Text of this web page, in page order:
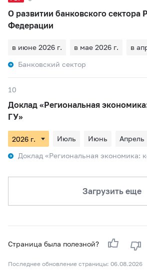
О развитии банковского сектора
Федерации
в июне 2026 г. в мае 2026 г. в
Банковский сектор
10
Доклад «Региональная
ГУ»
Июль Июнь Апрель
Доклад «Региональная экономика:
Загрузить еще
Страница была полезной?
Последнее обновление страницы: 06.08.2026